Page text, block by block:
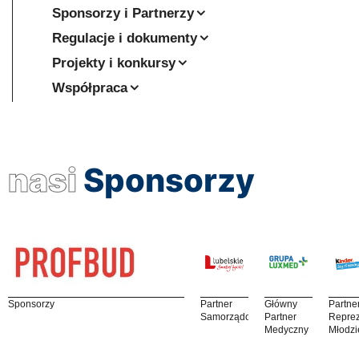
Sponsorzy i Partnerzy
Regulacje i dokumenty
Projekty i konkursy
Współpraca
nasi Sponsorzy
Sponsorzy
Partner
Samorządowy
Główny
Partner
Medyczny